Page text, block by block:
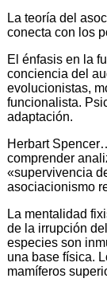
La teoría del
conecta con los
El énfasis en la
conciencia del
evolucionistas,
funcionalista.
adaptación.
Herbart
comprender
«supervivencia
asociacionismo
La mentalidad
de la irrupción
especies son
una base física.
mamíferos